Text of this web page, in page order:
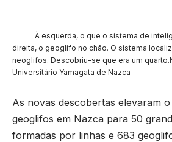
À esquerda, o que o sistema de
direita, o geoglifo no chão. O sistema
neoglifos. Descobriu-se que era um
Universitário Yamagata de Nazca
As novas descobertas elevaram
geoglifos em Nazca para 50
formadas por linhas e 683